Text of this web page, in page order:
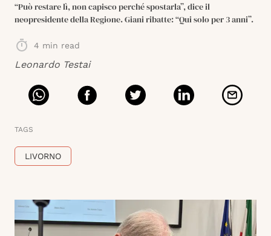
“Può restare lì, non capisco perché spostarla”, dice il
neopresidente della Regione. Giani ribatte: “Qui solo per 3 anni”.
4 min read
Leonardo Testai
TAGS
LIVORNO